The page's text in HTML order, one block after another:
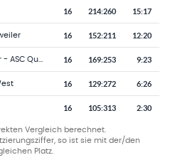
16 214:260 15:17
16 152:211 12:20
16 169:253 9:23
16 129:272 6:26
16 105:313 2:30
Vergleich berechnet.
so ist sie mit der/den
Platz.